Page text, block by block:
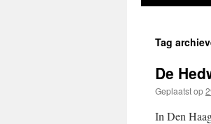
Tag
De
Geplaatst op
In Den